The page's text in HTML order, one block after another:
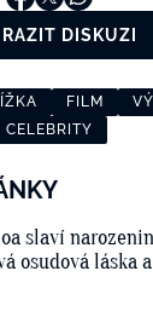
DISKUZI
FILM
CELEBRITY
slaví
osudová láska